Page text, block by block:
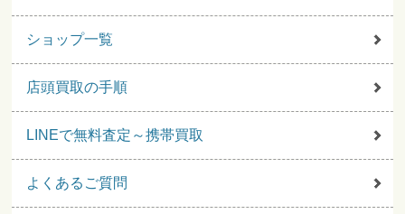
ショップ一覧
店頭買取の手順
LINEで無料査定～携帯買取
よくあるご質問